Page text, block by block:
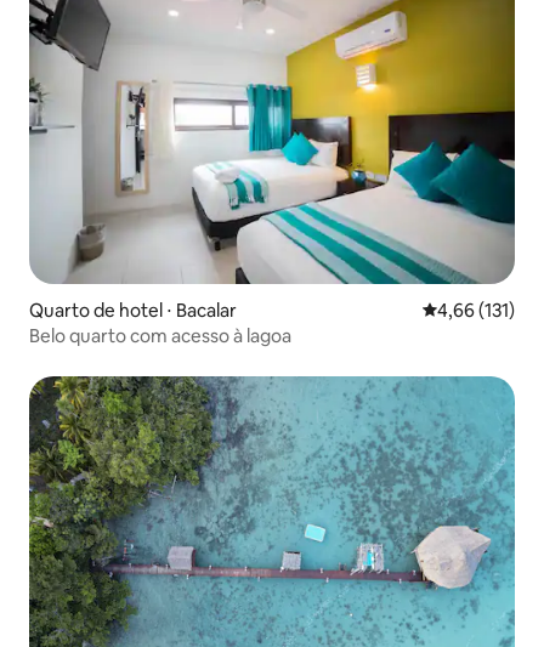
Quarto de hotel ⋅ Bacalar 4,66 de uma
4,66 (131)
Belo quarto com acesso à lagoa